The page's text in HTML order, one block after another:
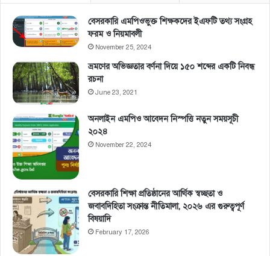
বেসরকারি এমপিওভুক্ত শিক্ষকদের ইএফটি তথ্য সংগ্রহ
ফরম ও নিয়মাবলী
November 25, 2024
ভ্রমণের অভিজ্ঞতার বর্ণনা দিয়ে ১৫০ শব্দের একটি নিবন্ধ
রচনা
June 23, 2021
অনলাইন এমপিও আবেদন নিস্পত্তি নতুন সময়সূচী
২০২৪
November 22, 2024
বেসরকারি শিক্ষা প্রতিষ্ঠানের আর্থিক স্বচ্ছতা ও
জবাবদিহিতা সংক্রান্ত নীতিমালা, ২০২৬ এর গুরুত্বপূর্ণ
বিষয়াদি
February 17, 2026